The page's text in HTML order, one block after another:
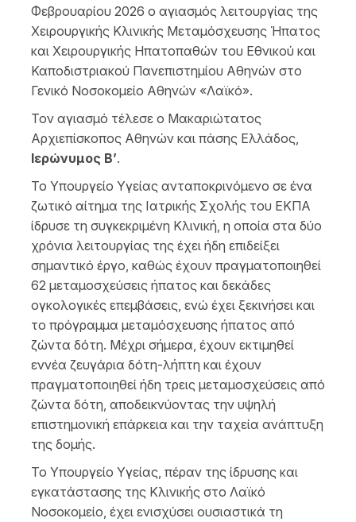
Φεβρουαρίου 2026 ο αγιασμός λειτουργίας της
Χειρουργικής Κλινικής Μεταμόσχευσης Ήπατος
και Χειρουργικής Ηπατοπαθών του Εθνικού και
Καποδιστριακού Πανεπιστημίου Αθηνών στο
Γενικό Νοσοκομείο Αθηνών «Λαϊκό».
Τον αγιασμό τέλεσε ο Μακαριώτατος
Αρχιεπίσκοπος Αθηνών και πάσης Ελλάδος,
Ιερώνυμος Β’.
Το Υπουργείο Υγείας ανταποκρινόμενο σε ένα
ζωτικό αίτημα της Ιατρικής Σχολής του ΕΚΠΑ
ίδρυσε τη συγκεκριμένη Κλινική, η οποία στα δύο
χρόνια λειτουργίας της έχει ήδη επιδείξει
σημαντικό έργο, καθώς έχουν πραγματοποιηθεί
62 μεταμοσχεύσεις ήπατος και δεκάδες
ογκολογικές επεμβάσεις, ενώ έχει ξεκινήσει και
το πρόγραμμα μεταμόσχευσης ήπατος από
ζώντα δότη. Μέχρι σήμερα, έχουν εκτιμηθεί
εννέα ζευγάρια δότη-λήπτη και έχουν
πραγματοποιηθεί ήδη τρεις μεταμοσχεύσεις από
ζώντα δότη, αποδεικνύοντας την υψηλή
επιστημονική επάρκεια και την ταχεία ανάπτυξη
της δομής.
Το Υπουργείο Υγείας, πέραν της ίδρυσης και
εγκατάστασης της Κλινικής στο Λαϊκό
Νοσοκομείο, έχει ενισχύσει ουσιαστικά τη